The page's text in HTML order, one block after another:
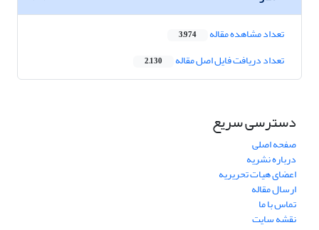
تعداد مشاهده مقاله 3,974
تعداد دریافت فایل اصل مقاله 2,130
دسترسی سریع
صفحه اصلی
درباره نشریه
اعضای هیات تحریریه
ارسال مقاله
تماس با ما
نقشه سایت